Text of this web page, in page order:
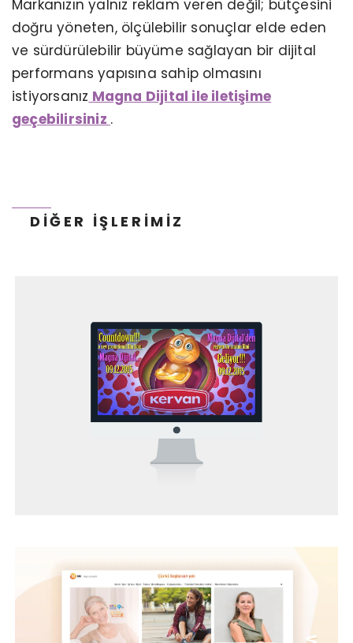
Markanızın yalnız reklam veren değil; bütçesini
doğru yöneten, ölçülebilir sonuçlar elde eden
ve sürdürülebilir büyüme sağlayan bir dijital
performans yapısına sahip olmasını
istiyorsanız​​​​​​​ Magna Dijital ile iletişime
geçebilirsiniz .
DIĞER İŞLERIMIZ
KERVAN GIDA - TANITIM ANIMASYON
NN HAYAT VE EMEKLILIK - WEB PROJESI
BEYBİ – WEB TASARIM